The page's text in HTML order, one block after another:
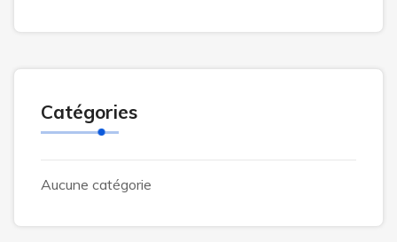
Catégories
Aucune catégorie